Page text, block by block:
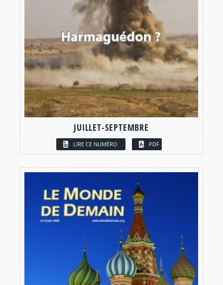
JUILLET-SEPTEMBRE
LIRE CE NUMÉRO PDF